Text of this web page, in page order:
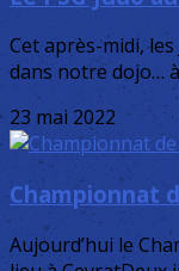
Cet après-midi,
dans notre dojo…
23 mai 2022
Championnat
Aujourd’hui le